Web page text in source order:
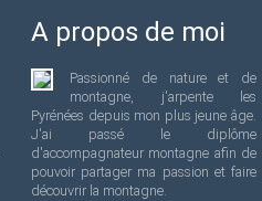
A propos de moi
Passionné de nature et de
montagne, j'arpente les
Pyrénées depuis mon plus jeune âge.
J'ai passé le diplôme
d'accompagnateur montagne afin de
pouvoir partager ma passion et faire
découvrir la montagne.